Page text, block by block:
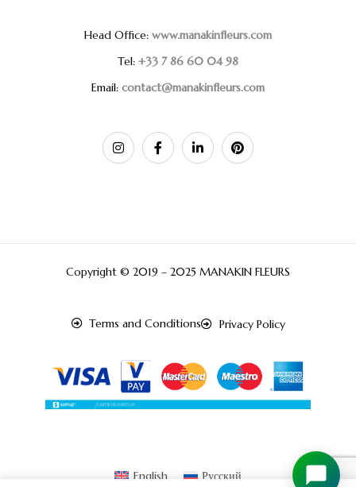
Head Office: www.manakinfleurs.com
Tel: +33 7 86 60 04 98
Email: contact@manakinfleurs.com
Copyright © 2019 – 2025 MANAKIN FLEURS
Terms and Conditions Privacy Policy
English Русский